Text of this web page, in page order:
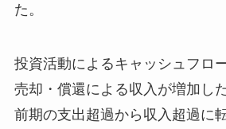
た。
投資活動によるキャッシュフロ
売却・償還による収入が増加し
前期の支出超過から収入超過に